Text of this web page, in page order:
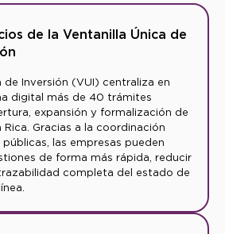
de la Ventanilla Única de
de Inversión (VUI) centraliza en
digital más de 40 trámites
expansión y formalización de
Gracias a la coordinación
las empresas pueden
de forma más rápida, reducir
completa del estado de